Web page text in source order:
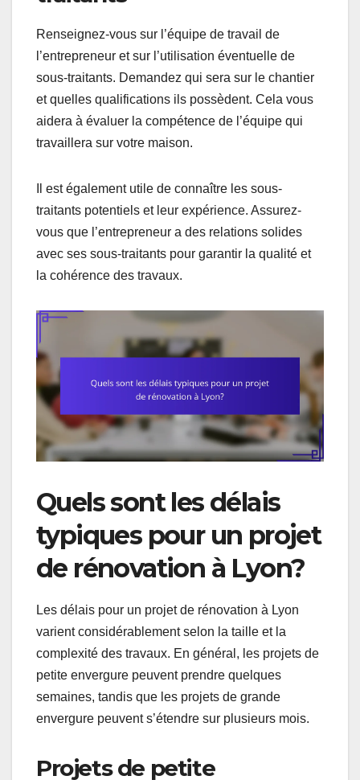
Renseignez-vous sur l’équipe de travail de
l’entrepreneur et sur l’utilisation éventuelle de
sous-traitants. Demandez qui sera sur le chantier
et quelles qualifications ils possèdent. Cela vous
aidera à évaluer la compétence de l’équipe qui
travaillera sur votre maison.
Il est également utile de connaître les sous-
traitants potentiels et leur expérience. Assurez-
vous que l’entrepreneur a des relations solides
avec ses sous-traitants pour garantir la qualité et
la cohérence des travaux.
Quels sont les délais
typiques pour un projet
de rénovation à Lyon?
Les délais pour un projet de rénovation à Lyon
varient considérablement selon la taille et la
complexité des travaux. En général, les projets de
petite envergure peuvent prendre quelques
semaines, tandis que les projets de grande
envergure peuvent s’étendre sur plusieurs mois.
Projets de petite